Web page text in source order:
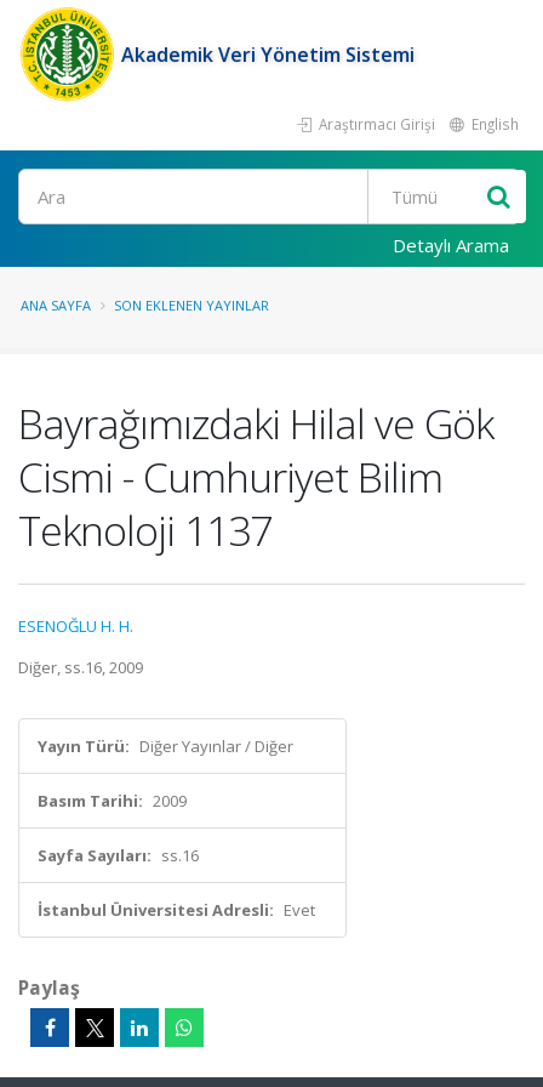
Akademik Veri Yönetim Sistemi
Araştırmacı Girişi English
Ara
Detaylı Arama
ANA SAYFA SON EKLENEN YAYINLAR
Bayrağımızdaki Hilal ve Gök
Cismi - Cumhuriyet Bilim
Teknoloji 1137
ESENOĞLU H. H.
Diğer, ss.16, 2009
Yayın Türü: Diğer Yayınlar / Diğer
Basım Tarihi: 2009
Sayfa Sayıları: ss.16
İstanbul Üniversitesi Adresli: Evet
Paylaş